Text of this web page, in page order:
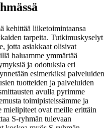
kehittää liiketoimintaansa
tarpeita. Tutkimuskyselyt
jotta asiakkaat olisivat
haluamme ymmärtää
ja odotuksia eri
esimerkiksi palveluiden
tuotteiden ja palveluiden
avulla pyrimme
toimipisteissämme ja
mielipiteet ovat meille erittäin
S-ryhmän tulevaan